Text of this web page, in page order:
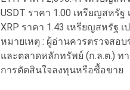
USDT ราคา 1.00 เหรียญสหรัฐ
XRP ราคา 1.43 เหรียญสหรัฐ เ
หมายเหตุ : ผู้อ่านควรตรวจส
และตลาดหลักทรัพย์ (ก.ล.ต.) ทา
การตัดสินใจลงทุนหรือซื้อขาย